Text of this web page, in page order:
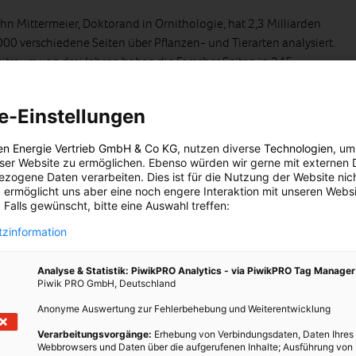
Mittermeier, Doktorand in Ornithologie, hat 2,3 Milliarden
verschiedene Seiten über Pflanzen- und Tierarten analysiert.
von drei Jahren haben die Forscher Seiten in 245
kamen sie zu dem Ergebnis, dass mehr als ein Viertel aller
Daraus zogen sie den Schluss, dass Menschen doch stärker
als man auf Grund der größer werdenden Entfernung
hätte.
dass die Suche nach der VogelartBaltimoretrupial, zu seiner
USA, wo der Vogel vorkommt, ansteigt. Genauso steigt die
der sie in Blüte stehen, während sich dich Anzahl der
saisonal nicht ändert.
Zusammenhang zwischen Sprach und Saisonalität der
zu Seiten in Sprachen, die in höheren Breitengraden
oder Norwegisch – stärker saisonabhängig, als zu Seiten in
gesprochen werden, zum Beispiel Hindi oder Thai. Doch
Norwegen sieht man in der Natur auch stärkere saisonale
Einstellungen
Energie Vertrieb GmbH & Co KG, nutzen diverse Technologien,
Website zu ermöglichen. Ebenso würden wir gerne mit externen
Daten verarbeiten. Dies ist für die Nutzung der Website
ermöglicht uns aber eine noch engere Interaktion mit unseren
Falls gewünscht, bitte eine Auswahl treffen:
Analyse & Statistik: PiwikPRO Analytics - via PiwikPRO Tag Manager
Piwik PRO GmbH, Deutschland
Anonyme Auswertung zur Fehlerbehebung und Weiterentwicklung
Verarbeitungsvorgänge: Erhebung von Verbindungsdaten, Daten Ihres
Webbrowsers und Daten über die aufgerufenen Inhalte; Ausführung von